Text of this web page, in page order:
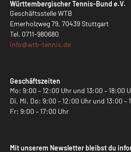
Württembergischer Tennis-Bund e.V.
Geschäftsstelle WTB
Emerholzweg 79, 70439 Stuttgart
Tel. 0711-980680
info@wtb-tennis.de
Geschäftszeiten
Mo: 9:00 – 12:00 Uhr und 13:00 – 18:00
Di, Mi, Do: 9:00 – 12:00 Uhr und 13:00 –
Fr: 9:00 – 17:00 Uhr
Mit unserem Newsletter bleibst du